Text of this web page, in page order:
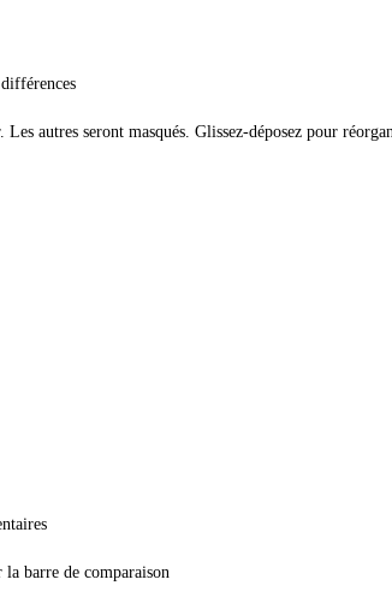
Les autres seront masqués. Glissez-déposez pour
barre de comparaison